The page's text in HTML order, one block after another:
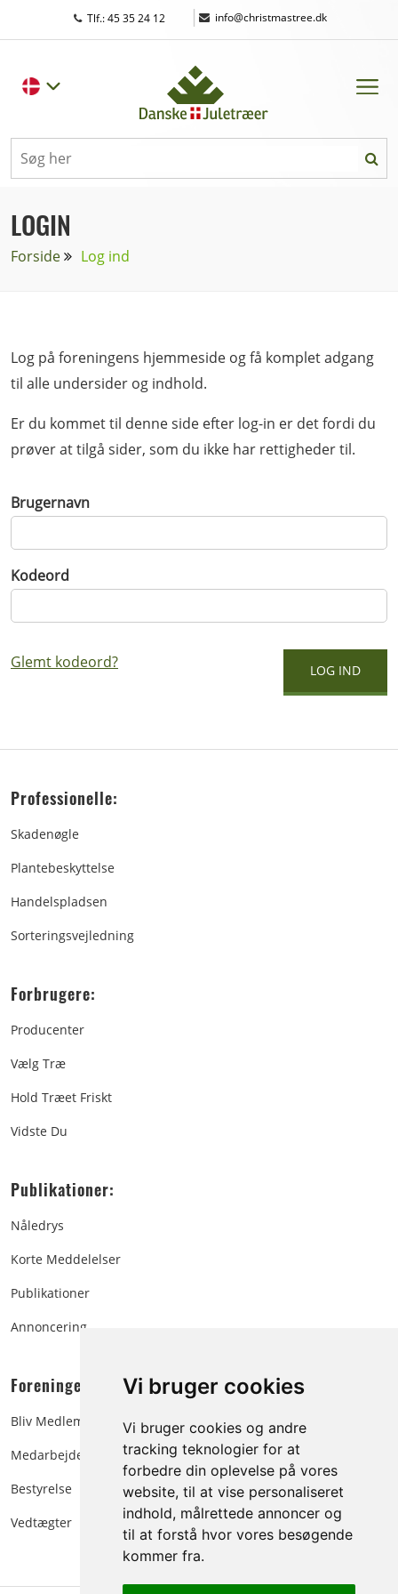
Vi bruger cookies
Vi bruger cookies og andre
tracking teknologier for at
forbedre din oplevelse på vores
website, til at vise personaliseret
indhold, målrettede annoncer og
til at forstå hvor vores besøgende
kommer fra.
Tlf.: 45 35 24 12 | info@christmastree.dk
LOGIN
Forside Log ind
Log på foreningens hjemmeside og få komplet adgang
til alle undersider og indhold.
Er du kommet til denne side efter log-in er det fordi du
prøver at tilgå sider, som du ikke har rettigheder til.
Brugernavn
Kodeord
Glemt kodeord?
Professionelle:
Skadenøgle
Plantebeskyttelse
Handelspladsen
Sorteringsvejledning
Forbrugere:
Producenter
Vælg Træ
Hold Træet Friskt
Vidste Du
Publikationer:
Nåledrys
Korte Meddelelser
Publikationer
Annoncering
Foreningen:
Bliv Medlem
Medarbejdere
Bestyrelse
Vedtægter